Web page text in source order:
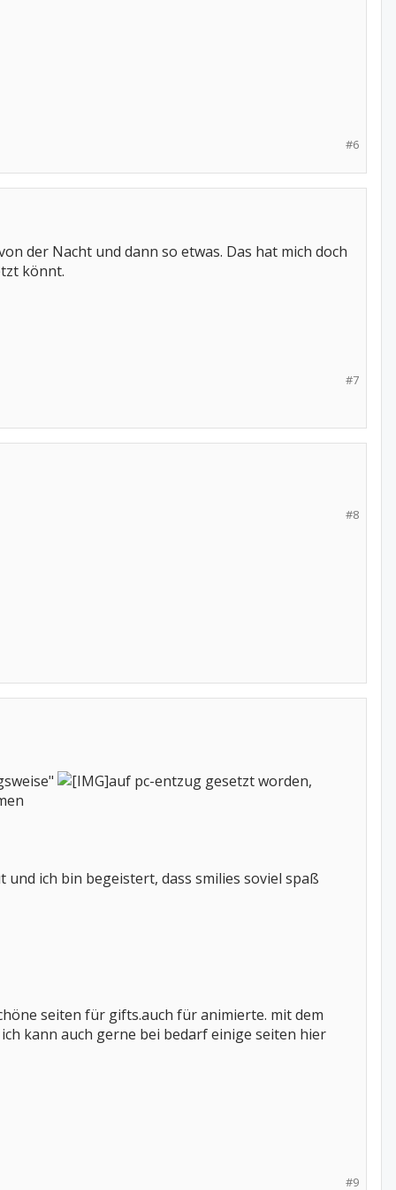
#6
der Nacht und dann so etwas. Das hat mich doch
könnt.
#7
#8
auf pc-entzug gesetzt worden,
ich bin begeistert, dass smilies soviel spaß
seiten für gifts.auch für animierte. mit dem
kann auch gerne bei bedarf einige seiten hier
#9